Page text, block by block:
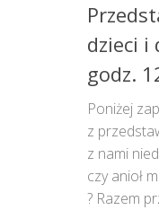
dzieci i
godz.
Poniżej
z
z nami
czy anioł
? Razem